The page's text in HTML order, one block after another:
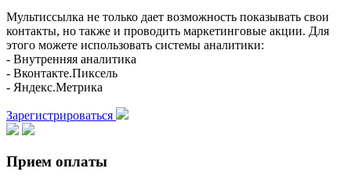
Мультиссылка не только дает возможность показывать свои
контакты, но также и проводить маркетинговые акции. Для
этого можете использовать системы аналитики:
- Внутренняя аналитика
- Вконтакте.Пиксель
- Яндекс.Метрика
Зарегистрироваться
Прием оплаты